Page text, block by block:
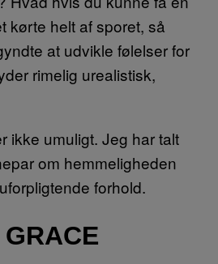
kørte helt af sporet, så
at udvikle følelser for
rimelig urealistisk,
ikke umuligt. Jeg har talt
om hemmeligheden
forhold.